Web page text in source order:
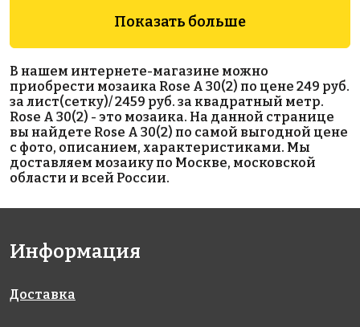
Rose AJ
26+3(2+)
318x318
Rose AJ
91+1(3)
318x318
Rose A 38(2)
318x318
14898 руб./м²
318x318
11316 руб./м²
Показать больше
В нашем интернете-магазине можно
приобрести мозаика Rose A 30(2) по цене 249 руб.
за лист(сетку)/ 2459 руб. за квадратный метр.
Rose A 30(2) - это мозаика. На данной странице
вы найдете Rose A 30(2) по самой выгодной цене
с фото, описанием, характеристиками. Мы
доставляем мозаику по Москве, московской
области и всей России.
Информация
Доставка